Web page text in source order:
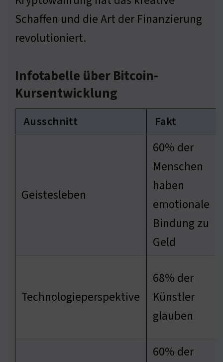
Schaffen und die Art der Finanzierung
revolutioniert.
Infotabelle über Bitcoin-
Kursentwicklung
Ausschnitt Fakt
Geistesleben
60% der
Menschen
haben
emotionale
Bindung zu
Geld
Technologieperspektive
68% der
Künstler
glauben
60% der